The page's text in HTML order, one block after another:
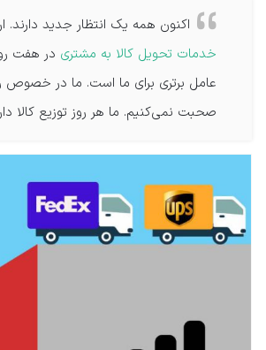
اکنون همه یک انتظار جدید دارند.
خدمات تحویل کالا به مشتری در هفت
عامل برتری برای ما است. ما در خصوص
صحبت نمی‌کنیم. ما هر روز توزیع کالا